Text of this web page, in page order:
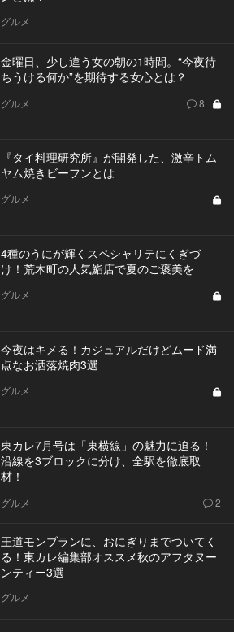
グルメ
金曜日、少し違う女の朝の1時間。“今夜待
ちうける何か”を期待する女心とは？
グルメ 8
『タイ料理研究所』が開発した、激辛トム
ヤム焼きビーフンとは
グルメ
4種のうにが輝くスペシャリテにくぎづ
け！荒木町の人気鮨店で夏のご褒美を
グルメ
今夜はキメる！カジュアルだけどムード満
点なお洒落焼肉3選
グルメ
東カレ7月号は「東横線」の魅力に迫る！
沿線を3ブロックに分け、全駅を徹底取
材！
グルメ 2
王道モンブランに、おにぎりまでついてく
る！東カレ編集部オススメ秋のアフタヌー
ンティー3選
グルメ